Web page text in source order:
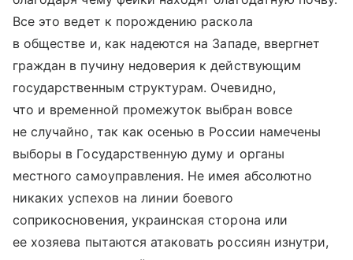
Все это ведет к порождению раскола
в обществе и, как надеются на Западе, ввергнет
граждан в пучину недоверия к действующим
государственным структурам. Очевидно,
что и временной промежуток выбран вовсе
не случайно, так как осенью в России намечены
выборы в Государственную думу и органы
местного самоуправления. Не имея абсолютно
никаких успехов на линии боевого
соприкосновения, украинская сторона или
ее хозяева пытаются атаковать россиян изнутри,